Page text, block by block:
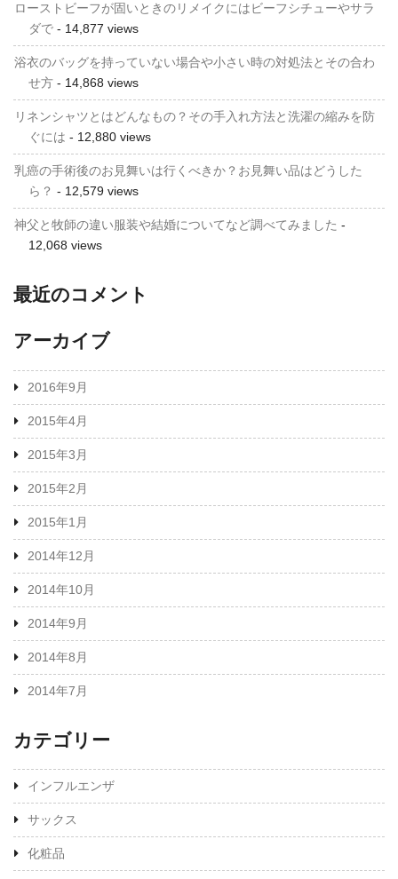
ローストビーフが固いときのリメイクにはビーフシチューやサラ
ダで- 14,877 views
浴衣のバッグを持っていない場合や小さい時の対処法とその合わ
せ方- 14,868 views
リネンシャツとはどんなもの？その手入れ方法と洗濯の縮みを防
ぐには - 12,880 views
乳癌の手術後のお見舞いは行くべきか？お見舞い品はどうした
ら？ - 12,579 views
神父と牧師の違い服装や結婚についてなど調べてみました -
12,068 views
最近のコメント
アーカイブ
2016年9月
2015年4月
2015年3月
2015年2月
2015年1月
2014年12月
2014年10月
2014年9月
2014年8月
2014年7月
カテゴリー
インフルエンザ
サックス
化粧品